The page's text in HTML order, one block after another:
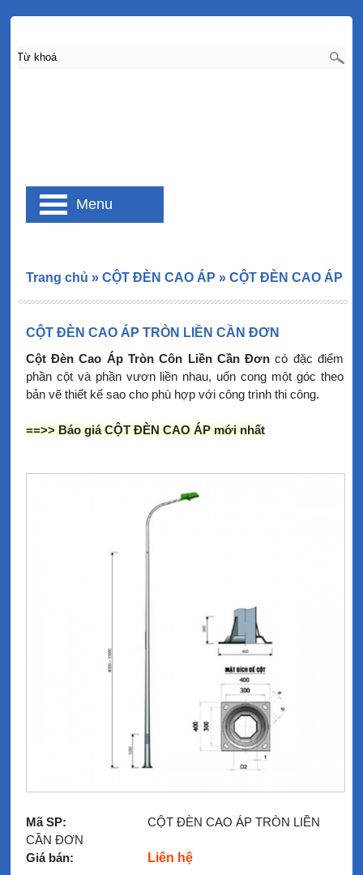
CỘT ĐÈN CAO ÁP TRÒN LIỀN CẦN ĐƠN
Cột Đèn Cao Áp Tròn Côn Liền Cần Đơn có đặc điểm
phần cột và phần vươn liền nhau, uốn cong một góc theo
bản vẽ thiết kế sao cho phù hợp với công trình thi công.
==>> Báo giá CỘT ĐÈN CAO ÁP mới nhất
Mã SP:
CỘT ĐÈN CAO ÁP TRÒN LIỀN
CẦN ĐƠN
Giá bán:
Liên hệ
Trang chủ » CỘT ĐÈN CAO ÁP » CỘT ĐÈN CAO ÁP
Menu